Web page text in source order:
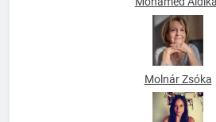
Mohamed Aldikar
Molnár Zsóka